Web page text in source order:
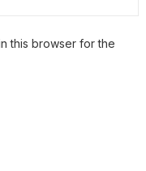
this browser for the